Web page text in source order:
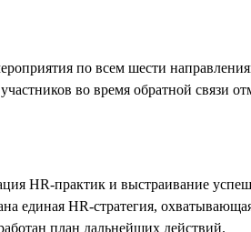
по всем шести
во время обратной связи
HR-практик и выстраивание
единая HR-стратегия,
план дальнейших действий.